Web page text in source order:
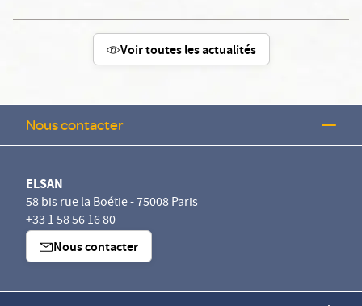
Voir toutes les actualités
Nous contacter
ELSAN
58 bis rue la Boétie - 75008 Paris
+33 1 58 56 16 80
Nous contacter